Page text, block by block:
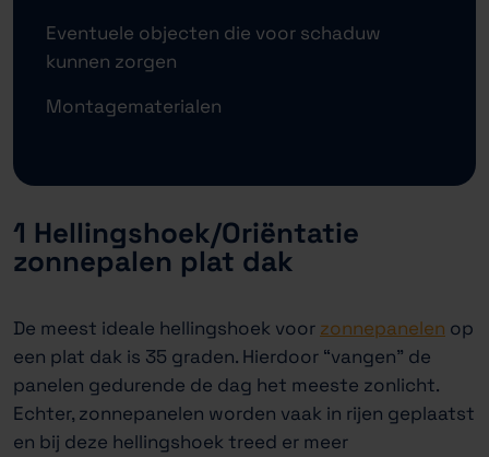
Eventuele objecten die voor schaduw
kunnen zorgen
Montagematerialen
1 Hellingshoek/Oriëntatie
zonnepalen plat dak
De meest ideale hellingshoek voor zonnepanelen op
een plat dak is 35 graden. Hierdoor “vangen” de
panelen gedurende de dag het meeste zonlicht.
Echter, zonnepanelen worden vaak in rijen geplaatst
en bij deze hellingshoek treed er meer